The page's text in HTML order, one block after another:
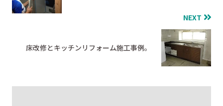
NEXT
床改修とキッチンリフォーム施工事例。